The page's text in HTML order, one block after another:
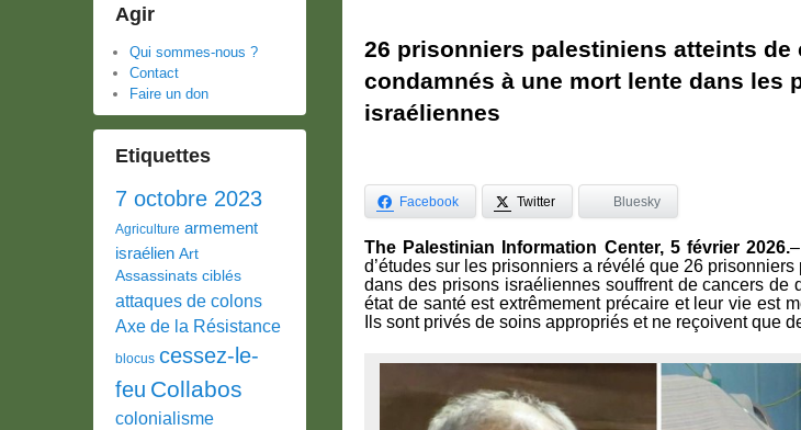
26 prisonniers palestiniens atteints de
condamnés à une mort lente dans les
israéliennes
Facebook Twitter Bluesky
The Palestinian Information Center, 5 février 2026.
d’études sur les prisonniers a révélé que 26
dans des prisons israéliennes souffrent de cancers de
état de santé est extrêmement précaire et leur vie est
Ils sont privés de soins appropriés et ne reçoivent que
Agir
Qui sommes-nous ?
Contact
Faire un don
Etiquettes
7 octobre 2023
Agriculture armement
israélien Art
Assassinats ciblés
attaques de colons
Axe de la Résistance
blocus cessez-le-
feu Collabos
colonialisme